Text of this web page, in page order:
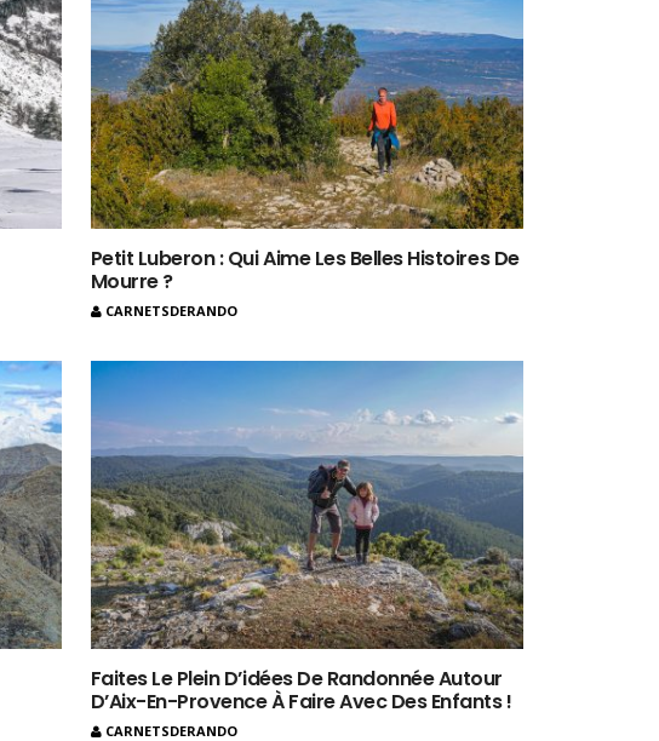
Petit Luberon : Qui Aime Les Belles Histoires De
Mourre ?
CARNETSDERANDO
Faites Le Plein D’idées De Randonnée Autour
D’Aix-En-Provence À Faire Avec Des Enfants !
CARNETSDERANDO